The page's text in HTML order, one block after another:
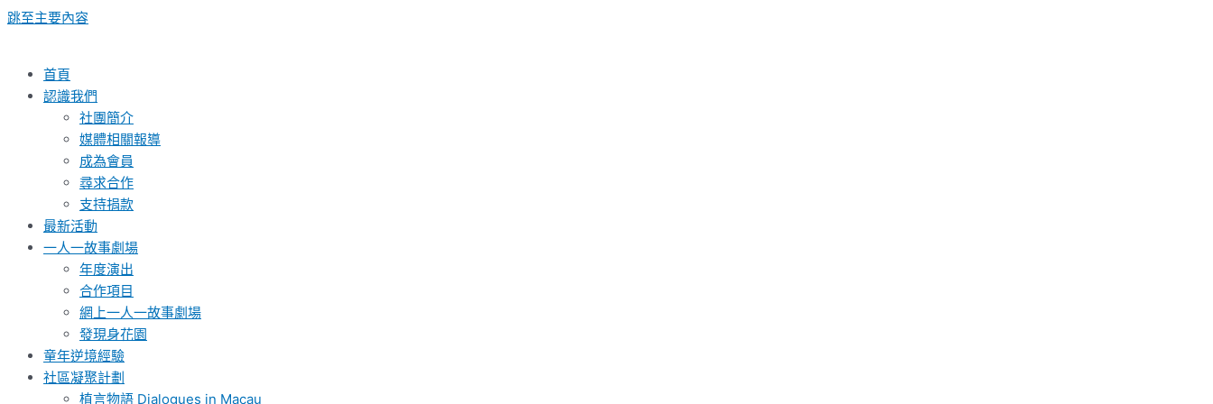
跳至主要內容
首頁
認識我們
社團簡介
媒體相關報導
成為會員
尋求合作
支持捐款
最新活動
一人一故事劇場
年度演出
合作項目
網上一人一故事劇場
發現身花園
童年逆境經驗
社區凝聚計劃
植言物語 Dialogues in Macau